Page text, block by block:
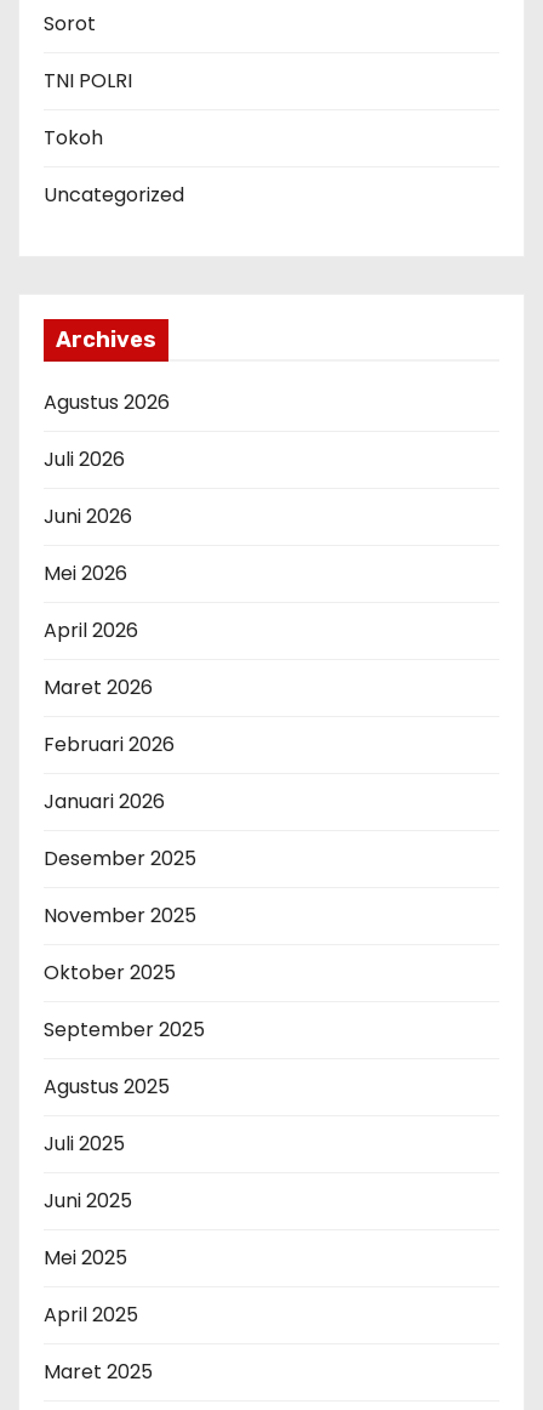
Sorot
TNI POLRI
Tokoh
Uncategorized
Archives
Agustus 2026
Juli 2026
Juni 2026
Mei 2026
April 2026
Maret 2026
Februari 2026
Januari 2026
Desember 2025
November 2025
Oktober 2025
September 2025
Agustus 2025
Juli 2025
Juni 2025
Mei 2025
April 2025
Maret 2025